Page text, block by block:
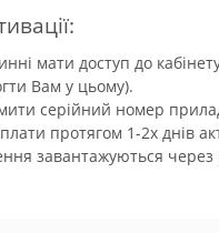
мати доступ до
Вам у цьому).
серійний номер
протягом 1-2х днів
завантажуються через